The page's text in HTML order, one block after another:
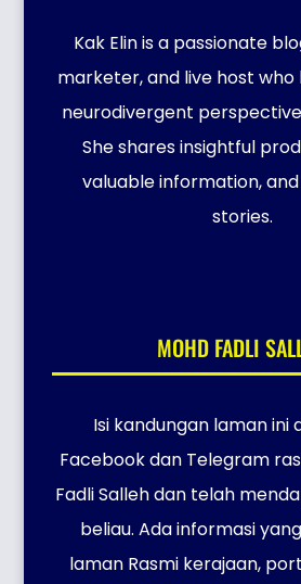
Kak Elin is a passionate
marketer, and live host who
neurodivergent
She shares insightful
valuable information,
stories.
MOHD FADLI
Isi kandungan laman ini
Facebook dan Telegram
Fadli Salleh dan telah
beliau. Ada informasi
laman Rasmi kerajaan,